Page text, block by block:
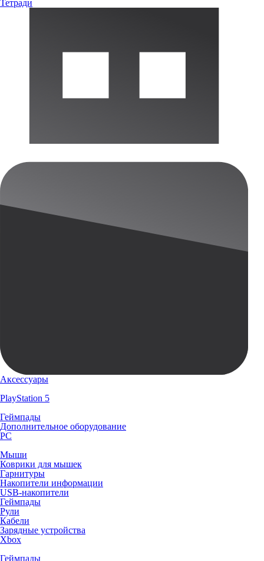
Тетради
Аксессуары
PlayStation 5
Геймпады
Дополнительное оборудование
PC
Мыши
Коврики для мышек
Гарнитуры
Накопители информации
USB-накопители
Геймпады
Рули
Кабели
Зарядные устройства
Xbox
Геймпады